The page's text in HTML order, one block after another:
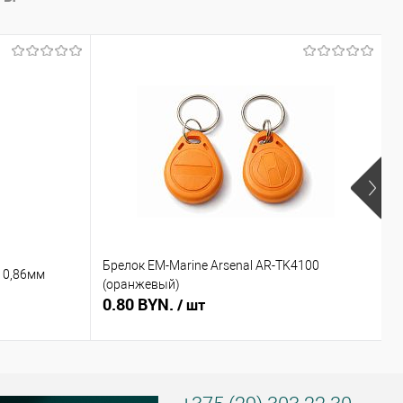
0,86мм
Брелок EM-Marine Arsenal AR-TK4100
(оранжевый)
0.80 BYN. / шт